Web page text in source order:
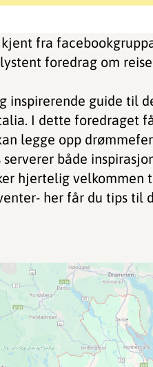
fra
foredrag om
inspirerende guide til
I dette foredraget
legge opp
både
hjertelig velkommen
her får du tips til